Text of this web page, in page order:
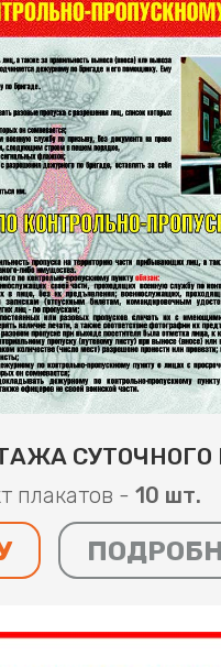
плакатов - 10 шт.